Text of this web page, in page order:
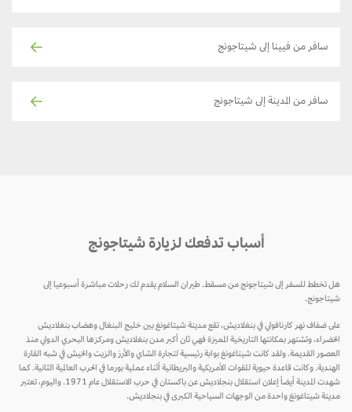
سافر من فيينا إلى شيتاجونج
سافر من المدينة إلى شيتاجونج
أسباب تدفعك لزيارة شيتاجونج
هل تخطط للسفر إلى شيتاجونج من مسقط. طيران السلام يقدم لك رحلات مباشرة أسبوعيا إلى
شيتاجونج.
على ضفاف نهر كارنافولي في بنغلاديش، تقع مدينة شيتاغونغ بين خليج البنغال وهضاب بنغلاديش
الخضراء، وتشتهر بمكانتها التاريخية المميزة فهي ثان أكبر مدن بنغلاديش ومركزها البحري الدولي منذ
العصور القديمة. ولقد كانت شيتاغونغ بوابة رئيسية لتجارة الشاي والأرز والزيت والخيش في شبه القارة
الهندية. وكانت قاعدة حيوية للقوات الأمريكية والبريطانية أثناء عملية بورما في الحرب العالمية الثانية. كما
شهدت المدينة أيضاً إعلان استقلال بنجلاديش عن باكستان في حرب الاستقلال عام 1971. واليوم، تعتبر
مدينة شيتاغونغ واحدة من الوجهات السياحية الكبرى في بنجلاديش.